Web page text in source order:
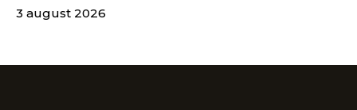
3 august 2026